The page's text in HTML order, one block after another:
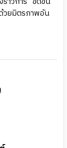
วยมิตรภาพอัน